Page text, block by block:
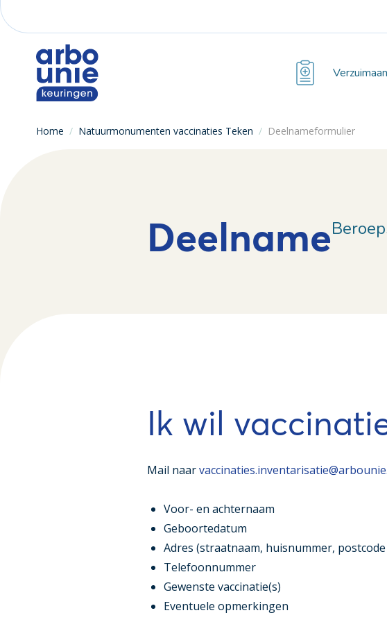
Home / Natuurmonumenten vaccinaties Teken / Deelnameformulier
Deelname
Ik wil
Mail naar
Voor- en achternaam
Geboortedatum
Adres (straatnaam, huisnummer,
Telefoonnummer
Gewenste vaccinatie(s)
Eventuele opmerkingen